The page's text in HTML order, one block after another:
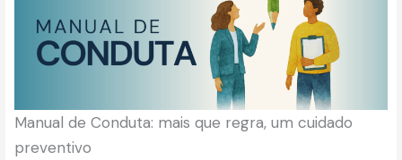
Manual de Conduta: mais que regra, um cuidado
preventivo